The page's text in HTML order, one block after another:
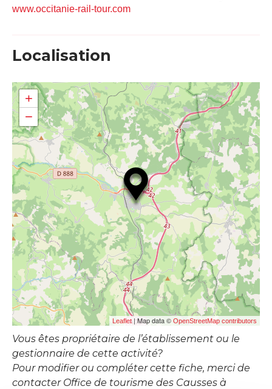
www.occitanie-rail-tour.com
Localisation
+
−
Leaflet| Map data © OpenStreetMap contributors
Vous êtes propriétaire de l’établissement ou le
gestionnaire de cette activité?
Pour modifier ou compléter cette fiche, merci de
contacter Office de tourisme des Causses à